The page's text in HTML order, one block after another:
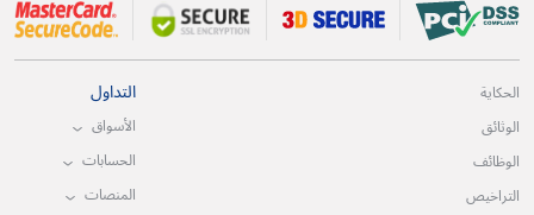
الحكاية
الوثائق
الوظائف
التراخيص
التداول
الأسواق
الحسابات
المنصات